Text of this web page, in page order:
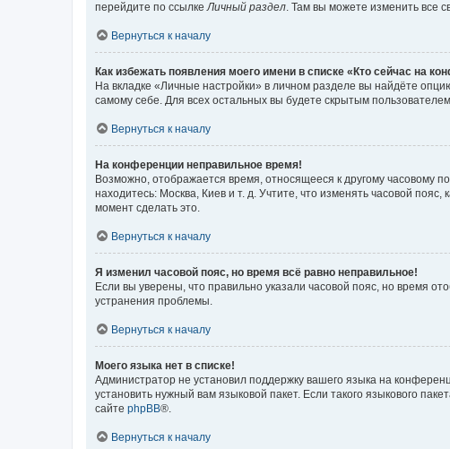
перейдите по ссылкеЛичный раздел. Там вы можете изменить все
Вернуться к началу
Как избежать появления моего имени в списке «Кто сейчас на
На вкладке «Личные настройки» в личном разделе вы найдёте
самому себе. Для всех остальных вы будете скрытым
Вернуться к началу
На конференции неправильное время!
Возможно, отображается время, относящееся к другому часовому
находитесь: Москва, Киев и т. д. Учтите, что изменять часовой
момент сделать это.
Вернуться к началу
Я изменил часовой пояс, но время всё равно неправильное!
Если вы уверены, что правильно указали часовой пояс, но время
устранения проблемы.
Вернуться к началу
Моего языка нет в списке!
Администратор не установил поддержку вашего языка на
установить нужный вам языковой пакет. Если такого языкового
сайте phpBB®.
Вернуться к началу